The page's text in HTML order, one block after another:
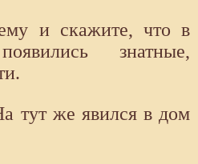
и скажите, что в
знатные,
тут же явился в дом